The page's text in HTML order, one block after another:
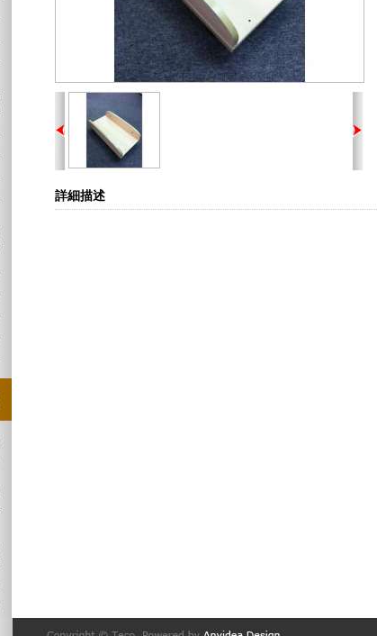
詳細描述